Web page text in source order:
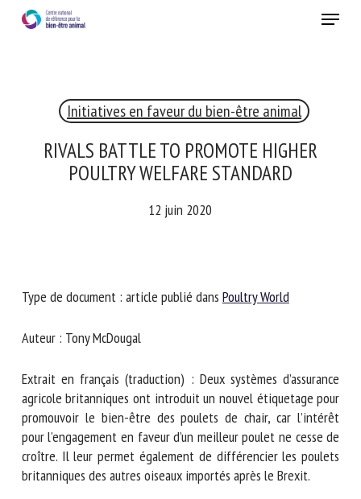
Menu
Initiatives en faveur du bien-être animal
RIVALS BATTLE TO PROMOTE HIGHER
POULTRY WELFARE STANDARD
12 juin 2020
Type de document : article publié dans Poultry World
Auteur : Tony McDougal
Extrait en français (traduction) : Deux systèmes d’assurance
agricole britanniques ont introduit un nouvel étiquetage
pour promouvoir le bien-être des poulets de chair, car
l’intérêt pour l’engagement en faveur d’un meilleur poulet
ne cesse de croître. Il leur permet également de
différencier les poulets britanniques des autres oiseaux
RECEVEZ CHAQUE MOIS GRATUITEMENT
ANIMAL
Veuillez remplir le formulaire ci-dessous pour vous inscrire à
Nom *
Prénom *